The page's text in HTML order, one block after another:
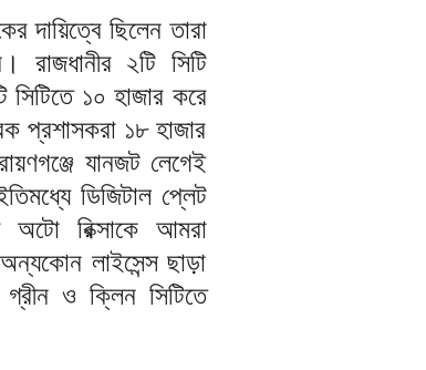
দায়িত্বে ছিলেন তারা
রাজধানীর ২টি সিটি
সিটিতে ১০ হাজার করে
প্রশাসকরা ১৮ হাজার
যানজট লেগেই
ডিজিটাল প্লেট
অটো রিক্সাকে আমরা
লাইসেন্স ছাড়া
ও ক্লিন সিটিতে